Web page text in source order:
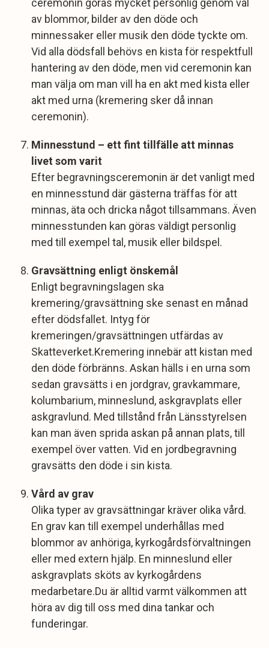
ceremonin göras mycket personlig genom val
av blommor, bilder av den döde och
minnessaker eller musik den döde tyckte om.
Vid alla dödsfall behövs en kista för respektfull
hantering av den döde, men vid ceremonin kan
man välja om man vill ha en akt med kista eller
akt med urna (kremering sker då innan
ceremonin).
Minnesstund – ett fint tillfälle att minnas
livet som varit
Efter begravningsceremonin är det vanligt med
en minnesstund där gästerna träffas för att
minnas, äta och dricka något tillsammans. Även
minnesstunden kan göras väldigt personlig
med till exempel tal, musik eller bildspel.
Gravsättning enligt önskemål
Enligt begravningslagen ska
kremering/gravsättning ske senast en månad
efter dödsfallet. Intyg för
kremeringen/gravsättningen utfärdas av
Skatteverket.Kremering innebär att kistan med
den döde förbränns. Askan hälls i en urna som
sedan gravsätts i en jordgrav, gravkammare,
kolumbarium, minneslund, askgravplats eller
askgravlund. Med tillstånd från Länsstyrelsen
kan man även sprida askan på annan plats, till
exempel över vatten. Vid en jordbegravning
gravsätts den döde i sin kista.
Vård av grav
Olika typer av gravsättningar kräver olika vård.
En grav kan till exempel underhållas med
blommor av anhöriga, kyrkogårdsförvaltningen
eller med extern hjälp. En minneslund eller
askgravplats sköts av kyrkogårdens
medarbetare.Du är alltid varmt välkommen att
höra av dig till oss med dina tankar och
funderingar.